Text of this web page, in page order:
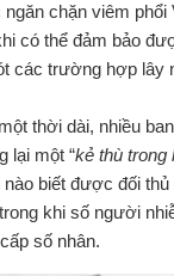
chặn viêm phổi
có thể đảm bảo
các trường hợp lây
thời dài, nhiều
lại một “kẻ thù trong
biết được đối thủ
khi số người
số nhân.